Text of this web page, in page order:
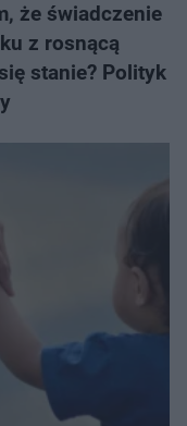
że świadczenie
z rosnącą
stanie? Polityk